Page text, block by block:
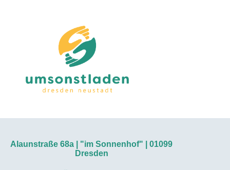
Alaunstraße 68a | "im Sonnenhof" | 01099
Dresden